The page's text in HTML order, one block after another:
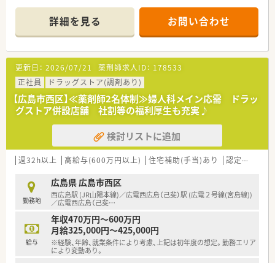
仕切りもついており、プライベートも守れる環境です。
■待合スペースには背もたれ付きのソファーがございます。
シンプルで落ち着いた空間です。。
血圧計もございますので患者様は自由に測定する事が可能で
す。
■調剤室も広く、綺麗に整理整頓されています。
幅広い処方に対応出来る様に在庫を整えています。
※配属店舗は面接次第の決定となります。
＜設備も充実＞
■電子薬歴・分包機も完備しております。
■監査システムなどの調剤設備も導入しており、
リスクマネジメントも徹底しています。
機械化を進める事により、効率よいお仕事が可能となります。
＜業務内容＞
■吉村整形クリニック・かわむらクリニックの処方を中心に幅広
い処方を取り扱っている店舗となっております。
■1日の処方箋枚数は50枚前後です。
■薬剤師常勤2名、パート1名、事務2名が在籍しています。
＜研修制度＞
詳細を見る お問い合わせ
更新日： 2026/07/21 薬剤師求人ID： 178533
正社員
ドラッグストア(調剤あり)
【広島市西区】≪薬剤師2名体制≫婦人科メイン応需 ドラッ
グストア併設店舗 社割等の福利厚生も充実♪
検討リストに追加
週32h以上 高給与(600万円以上) 住宅補助(手当)あり 認定薬剤師取得支援あり
勤務地
広島県 広島市西区
西広島駅 (JR山陽本線)／広電西広島（己斐）駅 (広電２号線(宮島線))
／広電西広島（己斐…
給与
年収470万円～600万円
月給325,000円～425,000円
※経験、年齢、就業条件により考慮、上記は初年度の想定。勤務エリア
により変動あり。